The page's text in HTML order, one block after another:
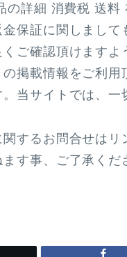
の詳細 消費税 送料
金保証に関しまし
ご確認頂けますよ
の掲載情報をご利
当サイトでは、一
するお問合せは
す事、ご了承くだ